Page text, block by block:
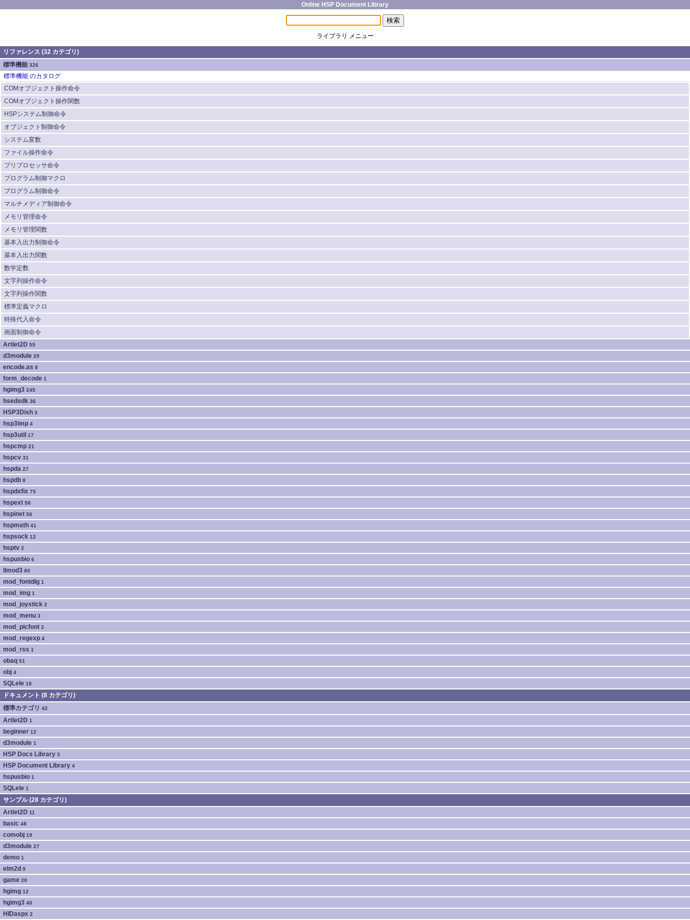
Online HSP Document Library
ライブラリ メニュー
リファレンス (32 カテゴリ)
標準機能 326
標準機能 のカタログ
COMオブジェクト操作命令
COMオブジェクト操作関数
HSPシステム制御命令
オブジェクト制御命令
システム変数
ファイル操作命令
プリプロセッサ命令
プログラム制御マクロ
プログラム制御命令
マルチメディア制御命令
メモリ管理命令
メモリ管理関数
基本入出力制御命令
基本入出力関数
数学定数
文字列操作命令
文字列操作関数
標準定義マクロ
特殊代入命令
画面制御命令
Artlet2D 55
d3module 29
encode.as 8
form_decode 1
hgimg3 245
hsedsdk 36
HSP3Dish 3
hsp3imp 4
hsp3util 17
hspcmp 21
hspcv 31
hspda 27
hspdb 8
hspdxfix 75
hspext 58
hspinet 56
hspmath 41
hspsock 12
hsptv 2
hspusbio 6
llmod3 80
mod_fontdlg 1
mod_img 1
mod_joystick 2
mod_menu 3
mod_picfont 2
mod_regexp 4
mod_rss 1
obaq 51
obj 4
SQLele 18
ドキュメント (8 カテゴリ)
標準カテゴリ 42
Artlet2D 1
beginner 12
d3module 1
HSP Docs Library 3
HSP Document Library 4
hspusbio 1
SQLele 1
サンプル (28 カテゴリ)
Artlet2D 11
basic 48
comobj 19
d3module 27
demo 1
elm2d 9
game 20
hgimg 12
hgimg3 40
HIDaspx 2